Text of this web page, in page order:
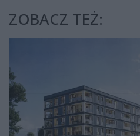
ZOBACZ TEŻ: